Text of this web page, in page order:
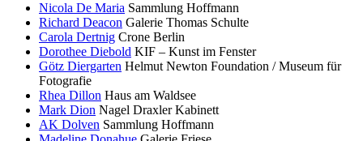
Nicola De Maria Sammlung Hoffmann
Richard Deacon Galerie Thomas Schulte
Carola Dertnig Crone Berlin
Dorothee Diebold KIF – Kunst im Fenster
Götz Diergarten Helmut Newton Foundation / Museum für
Fotografie
Rhea Dillon Haus am Waldsee
Mark Dion Nagel Draxler Kabinett
AK Dolven Sammlung Hoffmann